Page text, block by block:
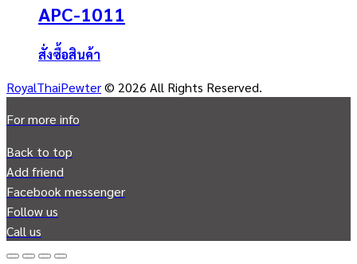
APC-1011
สั่งซื้อสินค้า
RoyalThaiPewter© 2026 All Rights Reserved.
For more info
Back to top
Add friend
Facebook messenger
Follow us
Call us